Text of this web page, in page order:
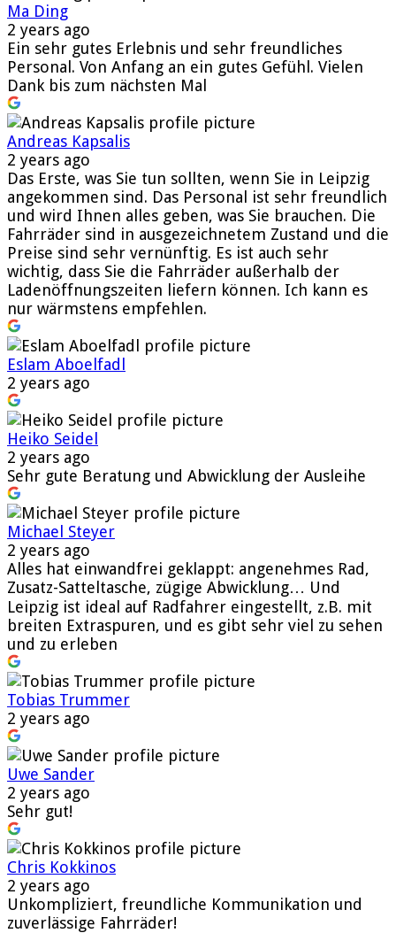
Ma Ding
2 years ago
Ein sehr gutes Erlebnis und sehr freundliches
Personal. Von Anfang an ein gutes Gefühl. Vielen
Dank bis zum nächsten Mal
Andreas Kapsalis
2 years ago
Das Erste, was Sie tun sollten, wenn Sie in Leipzig
angekommen sind. Das Personal ist sehr freundlich
und wird Ihnen alles geben, was Sie brauchen. Die
Fahrräder sind in ausgezeichnetem Zustand und die
Preise sind sehr vernünftig. Es ist auch sehr
wichtig, dass Sie die Fahrräder außerhalb der
Ladenöffnungszeiten liefern können. Ich kann es
nur wärmstens empfehlen.
Eslam Aboelfadl
2 years ago
Heiko Seidel
2 years ago
Sehr gute Beratung und Abwicklung der Ausleihe
Michael Steyer
2 years ago
Alles hat einwandfrei geklappt: angenehmes Rad,
Zusatz-Satteltasche, zügige Abwicklung… Und
Leipzig ist ideal auf Radfahrer eingestellt, z.B. mit
breiten Extraspuren, und es gibt sehr viel zu sehen
und zu erleben
Tobias Trummer
2 years ago
Uwe Sander
2 years ago
Sehr gut!
Chris Kokkinos
2 years ago
Unkompliziert, freundliche Kommunikation und
zuverlässige Fahrräder!